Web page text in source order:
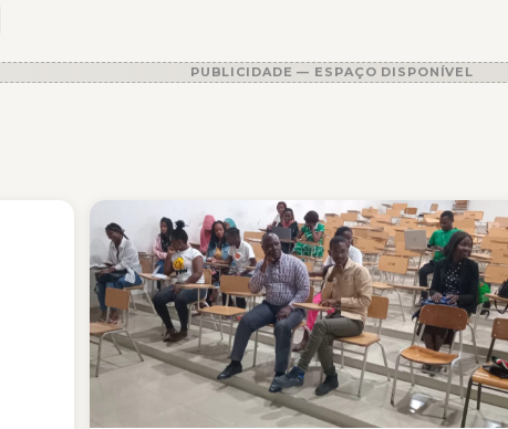
PUBLICIDADE — ESPAÇO DISPONÍVEL